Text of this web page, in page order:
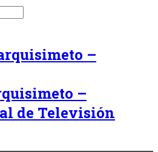
–
de Televisión